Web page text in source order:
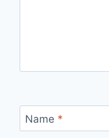
Name *